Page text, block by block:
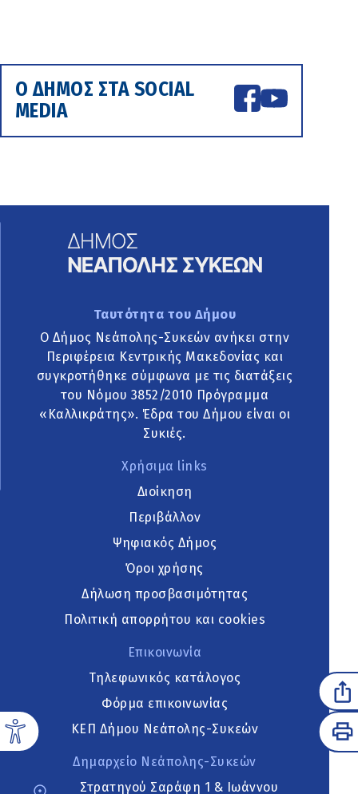
Ο ΔΗΜΟΣ ΣΤΑ SOCIAL
MEDIA
Ταυτότητα του Δήμου
Ο Δήμος Νεάπολης-Συκεών ανήκει στην
Περιφέρεια Κεντρικής Μακεδονίας και
συγκροτήθηκε σύμφωνα με τις διατάξεις
του Νόμου 3852/2010 Πρόγραμμα
«Καλλικράτης». Έδρα του Δήμου είναι οι
Συκιές.
Χρήσιμα links
Διοίκηση
Περιβάλλον
Ψηφιακός Δήμος
Όροι χρήσης
Δήλωση προσβασιμότητας
Πολιτική απορρήτου και cookies
Επικοινωνία
Τηλεφωνικός κατάλογος
Φόρμα επικοινωνίας
ΚΕΠ Δήμου Νεάπολης-Συκεών
Δημαρχείο Νεάπολης-Συκεών
Στρατηγού Σαράφη 1 & Ιωάννου